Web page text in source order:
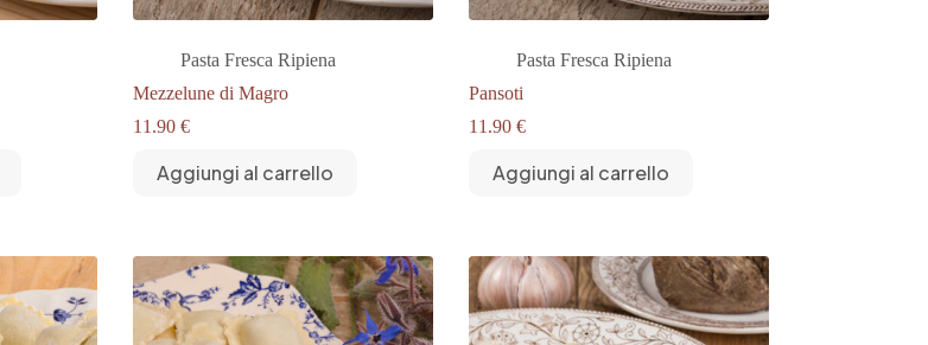
Pasta Fresca Ripiena
Mezzelune di Magro
11.90 €
Aggiungi al carrello
Pasta Fresca Ripiena
Pansoti
11.90 €
Aggiungi al carrello